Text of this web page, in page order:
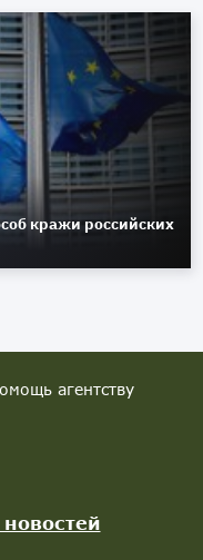
кражи российских
агентству